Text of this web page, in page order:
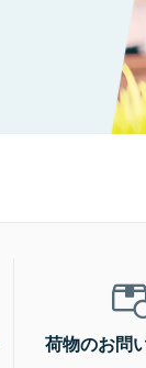
荷物のお問